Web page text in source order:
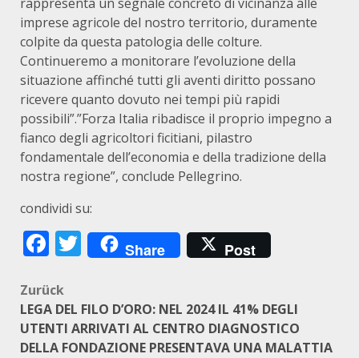
imprese agricole del nostro territorio, duramente
colpite da questa patologia delle colture.
Continueremo a monitorare l’evoluzione della
situazione affinché tutti gli aventi diritto possano
ricevere quanto dovuto nei tempi più rapidi
possibili”.”Forza Italia ribadisce il proprio impegno a
fianco degli agricoltori ficitiani, pilastro
fondamentale dell’economia e della tradizione della
nostra regione”, conclude Pellegrino.
condividi su:
Facebook
Twitter
Share Post
Beitragsnavigation
Zurück
LEGA DEL FILO D’ORO: NEL 2024 IL 41% DEGLI
UTENTI ARRIVATI AL CENTRO DIAGNOSTICO
DELLA FONDAZIONE PRESENTAVA UNA MALATTIA